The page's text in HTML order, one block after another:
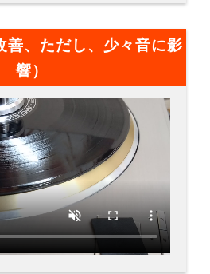
善、ただし、少々音に影
響）